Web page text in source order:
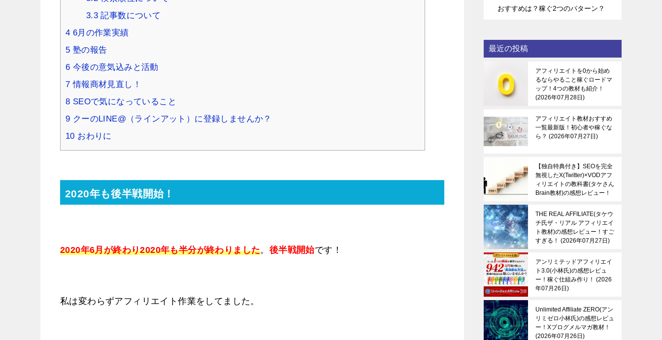
3.3 記事数について
4 6月の作業実績
5 塾の報告
6 今後の意気込みと活動
7 情報商材見直し！
8 SEOで気になっていること
9 クーのLINE@（ラインアット）に登録しませんか？
10 おわりに
2020年も後半戦開始！
2020年6月が終わり2020年も半分が終わりました。 後半戦開始です！
私は変わらずアフィリエイト作業をしてました。
おすすめは？稼ぐ2つのパターン？
最近の投稿
アフィリエイトを0から始め
るならやること稼ぐロードマ
ップ！4つの教材も紹介！
2026年07月28日
アフィリエイト教材おすすめ
一覧最新版！初心者や稼ぐな
ら？
2026年07月27日
【独自特典付き】SEOを完全
無視したX(Twitter)×VODアフ
ィリエイトの教科書(タケさん
Brain教材)の感想レビュー！
月27日
THE REAL AFFILIATE(タケウ
チ氏ザ・リアル アフィリエイ
ト教材)の感想レビュー！すご
すぎる！
2026年07月27日
アンリミテッドアフィリエイ
ト3.0(小林氏)の感想レビュ
ー！稼ぐ仕組み作り！
2026
年07月26日
Unlimited Affiliate ZERO(アン
リミゼロ小林氏)の感想レビュ
ー！Xブログメルマガ教材！
2026年07月26日